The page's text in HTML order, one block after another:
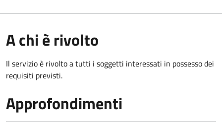
A chi è rivolto
Il servizio è rivolto a tutti i soggetti interessati in possesso dei
requisiti previsti.
Approfondimenti